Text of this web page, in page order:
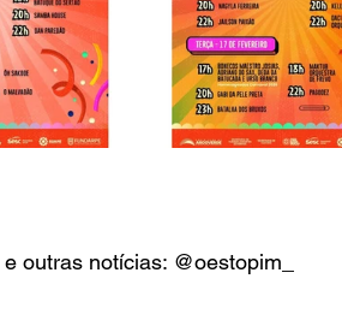
outras notícias: @oestopim_